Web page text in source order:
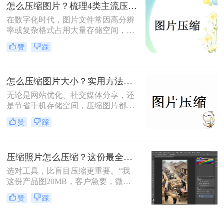
怎么压缩图片？梳理4类主流压缩方法！
在数字化时代，图片文件常因高分辨
率或复杂格式占用大量存储空间，影
响传输和加载速度。掌握高效压缩方
法不仅能节省空间，还能提升用户体
平衡画质与体积。
赞 踩
怎么压缩图片大小？实用方法分享（覆盖6种场景+参数优化+避坑技巧）！
无论是网站优化、社交媒体分享，还
是节省手机存储空间，压缩图片都是
刚需。那么怎么压缩图片大小呢？本
文从零基础小白到技术开发者，系统
赞 踩
压缩照片怎么压缩？这份最全压缩指南，小白也能轻松降80%！
选对工具，比盲目压缩更重要。“我
这份产品图20MB，客户急要，微信
死活发不出去！”一位做电商的朋友
半夜给我发来消息。这场景，想必很
赞 踩